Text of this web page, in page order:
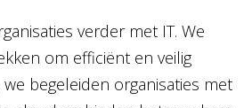
verder met IT. We
om efficiënt en veilig
begeleiden organisaties met